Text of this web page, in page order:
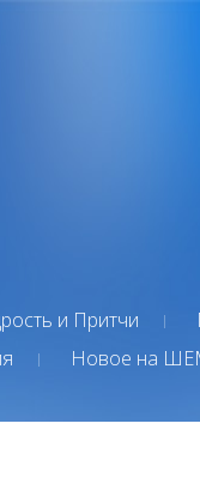
и Притчи
Новое на